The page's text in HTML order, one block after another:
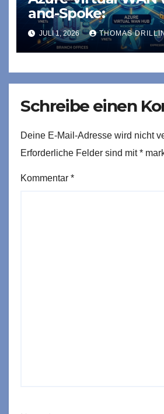
and-Spoke:
JULI 1, 2026 THOMAS
Schreibe einen
Deine E-Mail-Adresse wird nicht
Erforderliche Felder sind mit*
Kommentar *